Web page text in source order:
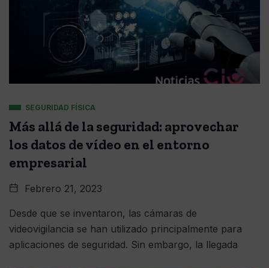
SEGURIDAD FÍSICA
Más allá de la seguridad: aprovechar
los datos de vídeo en el entorno
empresarial
Febrero 21, 2023
Desde que se inventaron, las cámaras de
videovigilancia se han utilizado principalmente para
aplicaciones de seguridad. Sin embargo, la llegada